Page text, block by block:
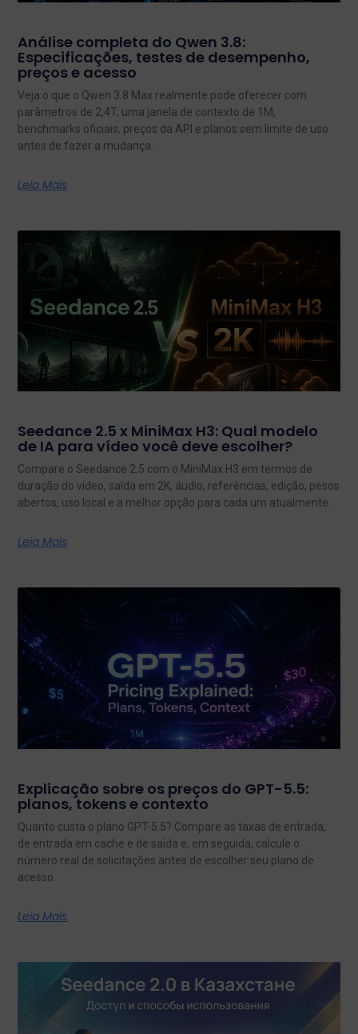
Análise completa do Qwen 3.8:
Especificações, testes de desempenho,
preços e acesso
Veja o que o Qwen 3.8 Max realmente pode oferecer com
parâmetros de 2,4T, uma janela de contexto de 1M,
benchmarks oficiais, preços da API e planos sem limite de uso
antes de fazer a mudança.
Leia Mais
Seedance 2.5 x MiniMax H3: Qual modelo
de IA para vídeo você deve escolher?
Compare o Seedance 2.5 com o MiniMax H3 em termos de
duração do vídeo, saída em 2K, áudio, referências, edição, pesos
abertos, uso local e a melhor opção para cada um atualmente.
Leia Mais
Explicação sobre os preços do GPT-5.5:
planos, tokens e contexto
Quanto custa o plano GPT-5.5? Compare as taxas de entrada,
de entrada em cache e de saída e, em seguida, calcule o
número real de solicitações antes de escolher seu plano de
acesso.
Leia Mais